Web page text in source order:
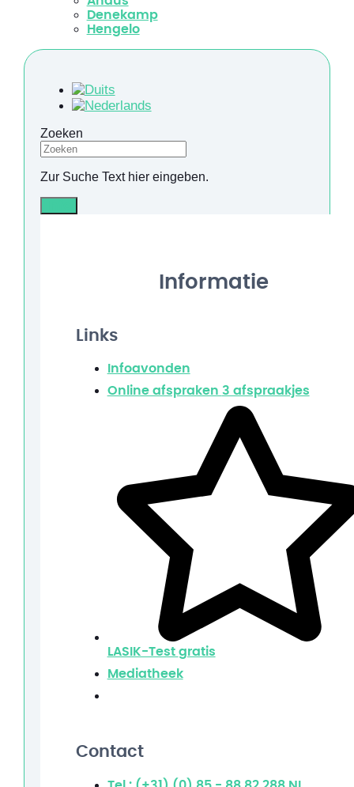
Denekamp
Hengelo
Zoeken
Zur Suche Text hier eingeben.
Informatie
Links
Infoavonden
Online afspraken 3 afspraakjes
LASIK-Test gratis
Mediatheek
Contact